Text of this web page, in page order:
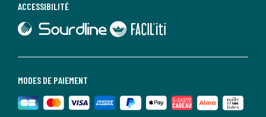
MODES DE PAIEMENT
ACCESSIBILITÉ
lien vers Sourdline
lien vers Faciliti